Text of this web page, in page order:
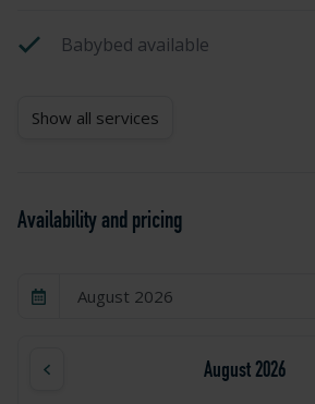
Babybed available
Show all services
Availability and pricing
August 2026